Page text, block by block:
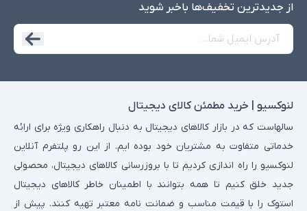
از جدید‌ترین تخفیف‌ها با‌خبر شوید
لنوکسیو | خرید مطمئن کالای دیجیتال
سالهاست که در بازار کالاهای دیجیتال به دنبال راهکاری ویژه برای ارائه
خدماتی متفاوت به مشتریان خود بوده ایم. از این رو پلتفرم آنلاین
لنوکسیو را راه اندازی کردیم تا با بروزرسانی کالاهای دیجیتال، محصولی
جدید خلق کنیم تا همه بتوانند با اطمینان خاطر کالاهای دیجیتال
استوک را با قیمت مناسب و ضمانت نامه معتبر تهیه کنند. پیش از